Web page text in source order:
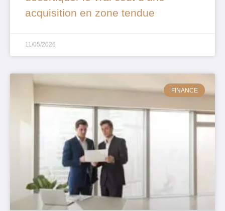
acquisition en zone tendue
11/05/2026
FINANCE